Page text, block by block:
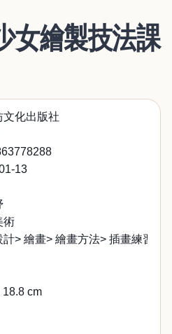
女繪製技法課
文化出版社
13
術
> 繪畫> 繪畫方法> 插畫練習
18.8 cm